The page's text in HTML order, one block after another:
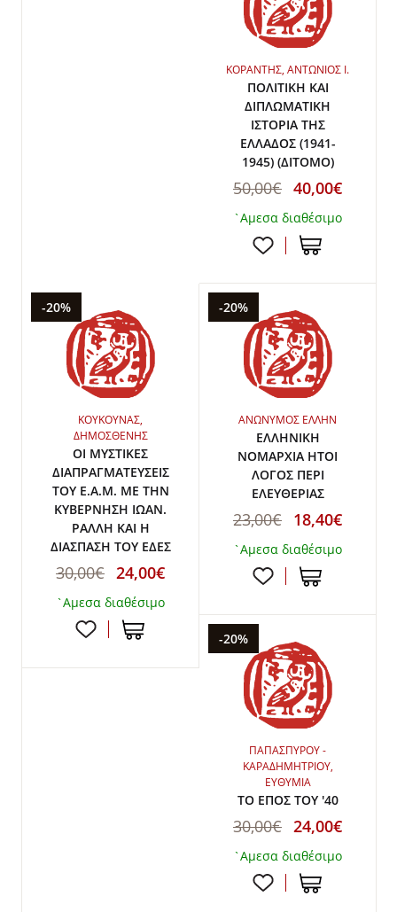
ΚΟΡΑΝΤΗΣ, ΑΝΤΩΝΙΟΣ Ι.
ΠΟΛΙΤΙΚΗ ΚΑΙ
ΔΙΠΛΩΜΑΤΙΚΗ
ΙΣΤΟΡΙΑ ΤΗΣ
ΕΛΛΑΔΟΣ (1941-
1945) (ΔΙΤΟΜΟ)
50,00€ 40,00€
`Αμεσα διαθέσιμο
-20%
ΚΟΥΚΟΥΝΑΣ,
ΔΗΜΟΣΘΕΝΗΣ
ΟΙ ΜΥΣΤΙΚΕΣ
ΔΙΑΠΡΑΓΜΑΤΕΥΣΕΙΣ
ΤΟΥ Ε.Α.Μ. ΜΕ ΤΗΝ
ΚΥΒΕΡΝΗΣΗ ΙΩΑΝ.
ΡΑΛΛΗ ΚΑΙ Η
ΔΙΑΣΠΑΣΗ ΤΟΥ ΕΔΕΣ
30,00€ 24,00€
`Αμεσα διαθέσιμο
-20%
ΑΝΩΝΥΜΟΣ ΕΛΛΗΝ
ΕΛΛΗΝΙΚΗ
ΝΟΜΑΡΧΙΑ ΗΤΟΙ
ΛΟΓΟΣ ΠΕΡΙ
ΕΛΕΥΘΕΡΙΑΣ
23,00€ 18,40€
`Αμεσα διαθέσιμο
-20%
ΠΑΠΑΣΠΥΡΟΥ -
ΚΑΡΑΔΗΜΗΤΡΙΟΥ,
ΕΥΘΥΜΙΑ
ΤΟ ΕΠΟΣ ΤΟΥ '40
30,00€ 24,00€
`Αμεσα διαθέσιμο